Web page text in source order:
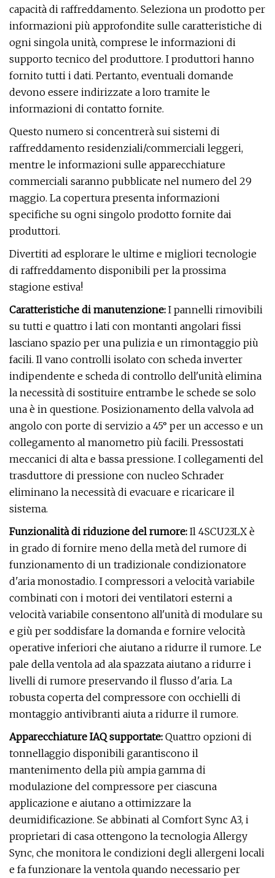
capacità di raffreddamento. Seleziona un prodotto per
informazioni più approfondite sulle caratteristiche di
ogni singola unità, comprese le informazioni di
supporto tecnico del produttore. I produttori hanno
fornito tutti i dati. Pertanto, eventuali domande
devono essere indirizzate a loro tramite le
informazioni di contatto fornite.
Questo numero si concentrerà sui sistemi di
raffreddamento residenziali/commerciali leggeri,
mentre le informazioni sulle apparecchiature
commerciali saranno pubblicate nel numero del 29
maggio. La copertura presenta informazioni
specifiche su ogni singolo prodotto fornite dai
produttori.
Divertiti ad esplorare le ultime e migliori tecnologie
di raffreddamento disponibili per la prossima
stagione estiva!
Caratteristiche di manutenzione: I pannelli rimovibili
su tutti e quattro i lati con montanti angolari fissi
lasciano spazio per una pulizia e un rimontaggio più
facili. Il vano controlli isolato con scheda inverter
indipendente e scheda di controllo dell'unità elimina
la necessità di sostituire entrambe le schede se solo
una è in questione. Posizionamento della valvola ad
angolo con porte di servizio a 45° per un accesso e un
collegamento al manometro più facili. Pressostati
meccanici di alta e bassa pressione. I collegamenti del
trasduttore di pressione con nucleo Schrader
eliminano la necessità di evacuare e ricaricare il
sistema.
Funzionalità di riduzione del rumore: Il 4SCU23LX è
in grado di fornire meno della metà del rumore di
funzionamento di un tradizionale condizionatore
d'aria monostadio. I compressori a velocità variabile
combinati con i motori dei ventilatori esterni a
velocità variabile consentono all'unità di modulare su
e giù per soddisfare la domanda e fornire velocità
operative inferiori che aiutano a ridurre il rumore. Le
pale della ventola ad ala spazzata aiutano a ridurre i
livelli di rumore preservando il flusso d'aria. La
robusta coperta del compressore con occhielli di
montaggio antivibranti aiuta a ridurre il rumore.
Apparecchiature IAQ supportate: Quattro opzioni di
tonnellaggio disponibili garantiscono il
mantenimento della più ampia gamma di
modulazione del compressore per ciascuna
applicazione e aiutano a ottimizzare la
deumidificazione. Se abbinati al Comfort Sync A3, i
proprietari di casa ottengono la tecnologia Allergy
Sync, che monitora le condizioni degli allergeni locali
e fa funzionare la ventola quando necessario per